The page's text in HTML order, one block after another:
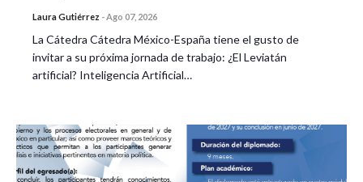
Laura Gutiérrez -Ago 07, 2026
La Cátedra Cátedra México-España tiene el gusto de
invitar a su próxima jornada de trabajo: ¿El Leviatán
artificial? Inteligencia Artificial…